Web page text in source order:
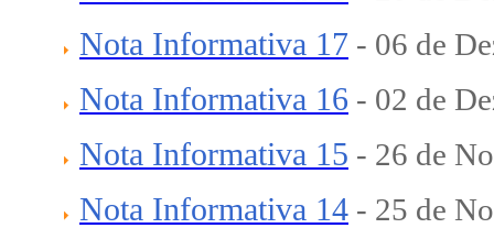
Nota Informativa 17 - 06 de
Nota Informativa 16 - 02 de
Nota Informativa 15 - 26 de
Nota Informativa 14 - 25 de